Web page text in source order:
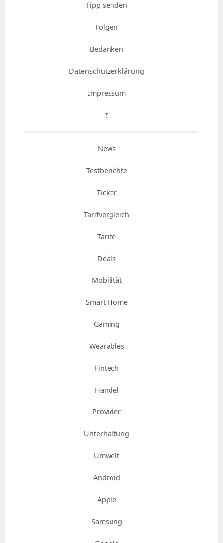
Tipp senden
Folgen
Bedanken
Datenschutzerklärung
Impressum
⇡
News
Testberichte
Ticker
Tarifvergleich
Tarife
Deals
Mobilität
Smart Home
Gaming
Wearables
Fintech
Handel
Provider
Unterhaltung
Umwelt
Android
Apple
Samsung